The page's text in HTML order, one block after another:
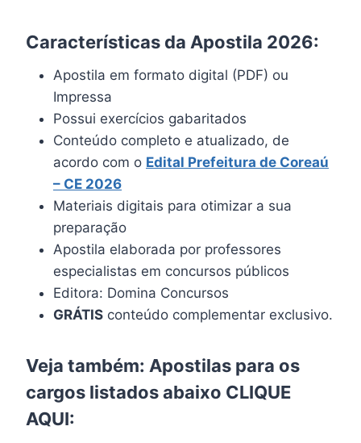
Características da Apostila 2026:
Apostila em formato digital (PDF) ou
Impressa
Possui exercícios gabaritados
Conteúdo completo e atualizado, de
acordo com o Edital Prefeitura de Coreaú
– CE 2026
Materiais digitais para otimizar a sua
preparação
Apostila elaborada por professores
especialistas em concursos públicos
Editora: Domina Concursos
GRÁTIS conteúdo complementar exclusivo.
Veja também: Apostilas para os
cargos listados abaixo CLIQUE
AQUI: